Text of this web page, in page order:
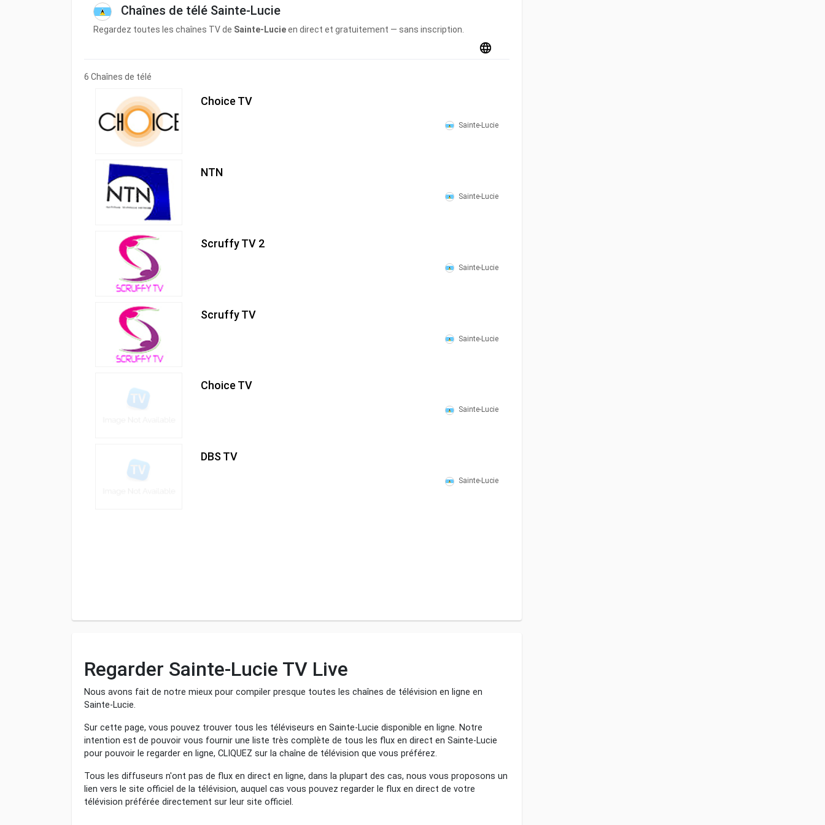
Chaînes de télé Sainte-Lucie
Regardez toutes les chaînes TV de Sainte-Lucieen direct et gratuitement — sans inscription.
6 Chaînes de télé
Choice TV
Sainte-Lucie
NTN
Sainte-Lucie
Scruffy TV 2
Sainte-Lucie
Scruffy TV
Sainte-Lucie
Choice TV
Sainte-Lucie
DBS TV
Sainte-Lucie
Regarder Sainte-Lucie TV Live
Nous avons fait de notre mieux pour compiler presque toutes les chaînes de télévision en ligne en
Sainte-Lucie.
Sur cette page, vous pouvez trouver tous les téléviseurs en Sainte-Lucie disponible en ligne. Notre
intention est de pouvoir vous fournir une liste très complète de tous les flux en direct en Sainte-Lucie
pour pouvoir le regarder en ligne, CLIQUEZ sur la chaîne de télévision que vous préférez.
Tous les diffuseurs n'ont pas de flux en direct en ligne, dans la plupart des cas, nous vous proposons un
lien vers le site officiel de la télévision, auquel cas vous pouvez regarder le flux en direct de votre
télévision préférée directement sur leur site officiel.